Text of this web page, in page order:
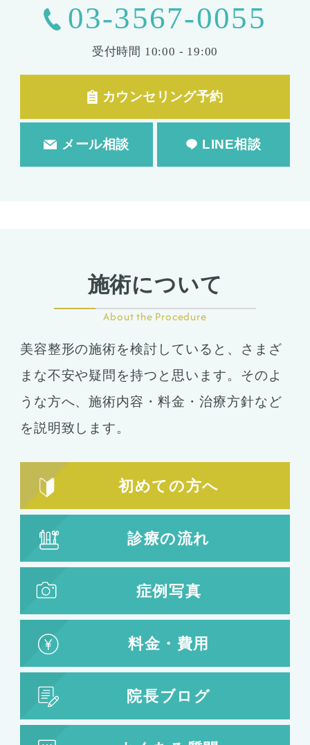
03-3567-0055
受付時間 10:00 - 19:00
カウンセリング予約
メール相談 LINE相談
施術について
About the Procedure
美容整形の施術を検討していると、さまざ
まな不安や疑問を持つと思います。そのよ
うな方へ、施術内容・料金・治療方針など
を説明致します。
初めての方へ
診療の流れ
症例写真
料金・費用
院長ブログ